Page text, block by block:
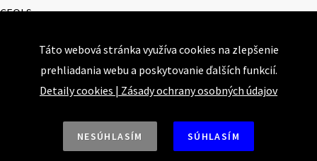
CEQLS
Cena Ernesta Valka
Študentská esej
Deň daňového odbremenenia
Táto webová stránka využíva cookies na zlepšenie
prehliadania webu a poskytovanie ďalších funkcií.
Detaily cookies | Zásady ochrany osobných údajov
NESÚHLASÍM SÚHLASÍM